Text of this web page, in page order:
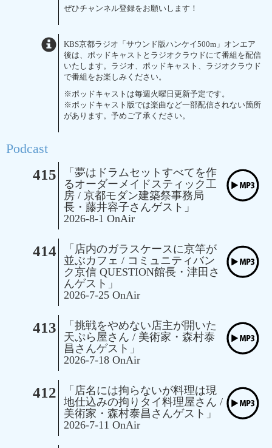
ぜひチャンネル登録をお願いします！
KBS京都ラジオ「サウンド版ハンケイ500m」オンエア
後は、ポッドキャストとラジオクラウドにて番組を配信
いたします。ラジオ、ポッドキャスト、ラジオクラウド
で番組をお楽しみください。
※ポッドキャストは毎週火曜日更新予定です。
※ポッドキャスト版では楽曲など一部配信されない箇所
があります。予めご了承ください。
Podcast
415
「夢はドラムセットすべてを作
るオーダーメイドスティック工
房 / 京都モダン建築祭事務局
長・藤井容子さんゲスト」
2026-8-1 OnAir
414
「店内のガラスケースに京竿が
並ぶカフェ / コミュニティバン
ク京信 QUESTION館長・津田さ
んゲスト」
2026-7-25 OnAir
413
「挑戦をやめない店主が開いた
天ぷら屋さん / 美術家・森村泰
昌さんゲスト」
2026-7-18 OnAir
412
「店名には拘らないが料理は現
地仕込みの拘りタイ料理屋さん /
美術家・森村泰昌さんゲスト」
2026-7-11 OnAir